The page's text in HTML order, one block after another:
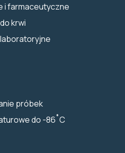
i farmaceutyczne
krwi
próbek
do -86˚C